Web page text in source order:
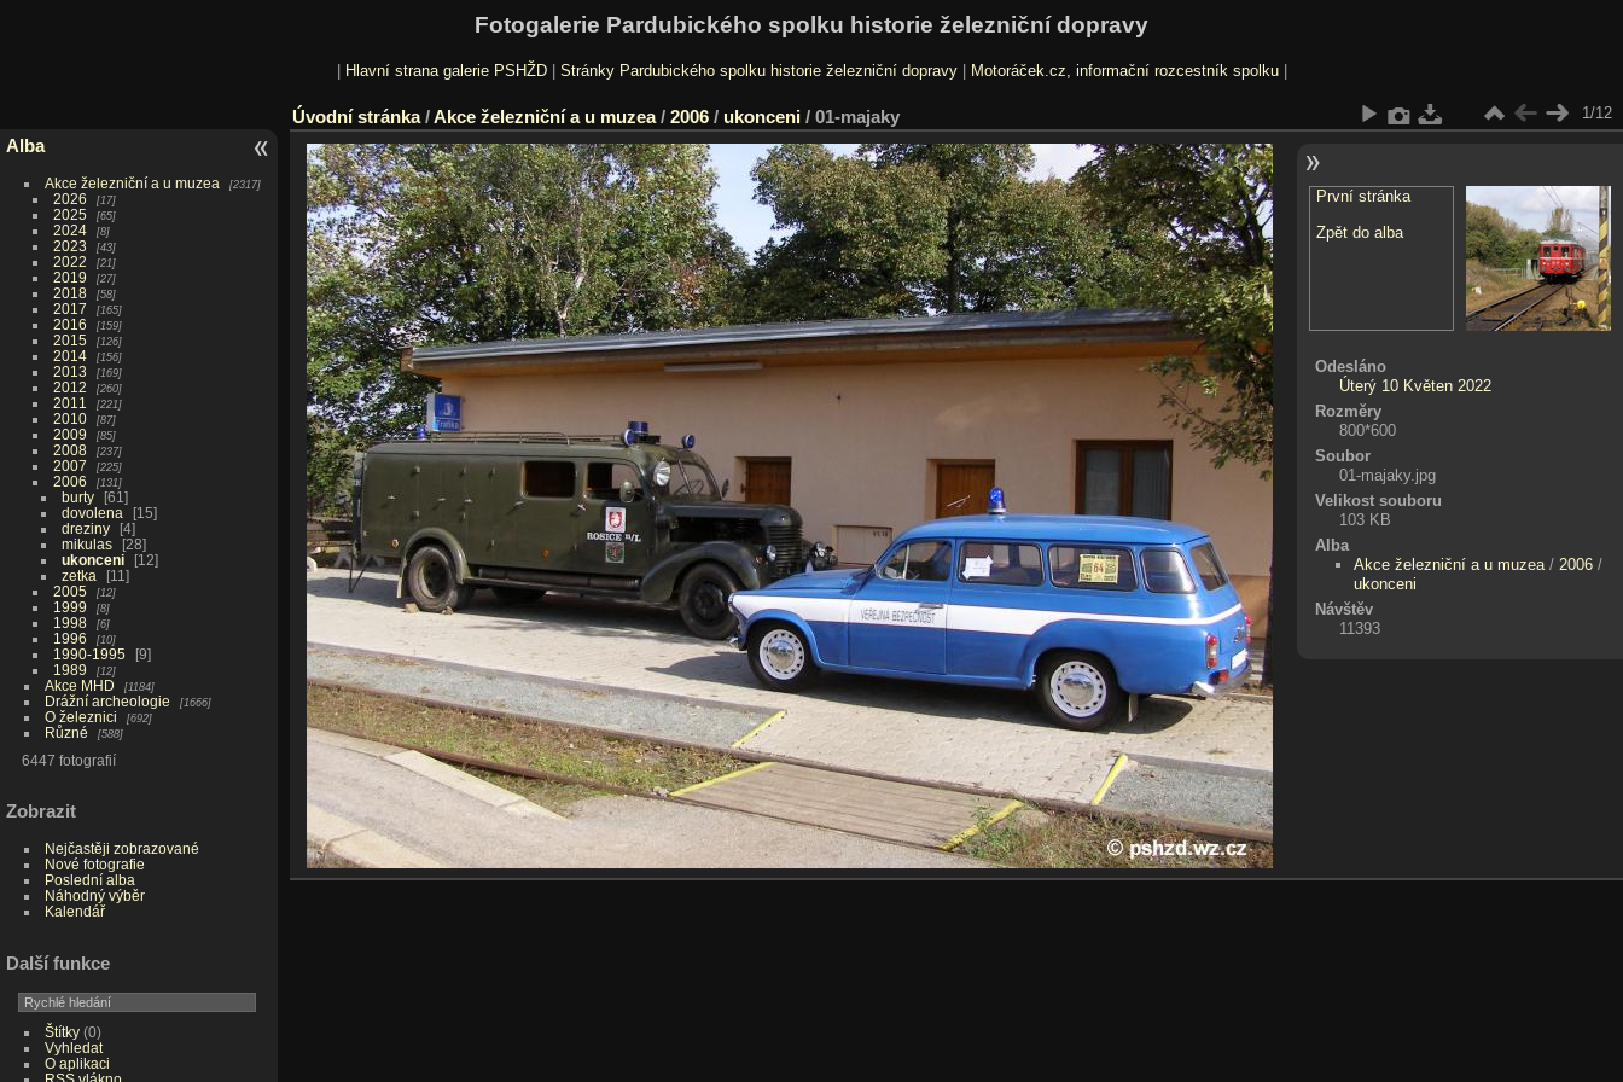
Fotogalerie Pardubického spolku historie železniční dopravy
Hlavní strana galerie PSHŽD| Stránky Pardubického spolku historie železniční dopravy| Motoráček.cz, informační rozcestník spolku|
Alba
Akce železniční a u muzea 2317
2026 17
2025 65
2024 8
2023 43
2022 21
2019 27
2018 58
2017 165
2016 159
2015 126
2014 156
2013 169
2012 260
2011 221
2010 87
2009 85
2008 237
2007 225
2006 131
burty
61
dovolena
15
dreziny
4
mikulas
28
ukonceni
12
zetka
11
2005
12
1999 8
1998 6
1996 10
1990-1995
9
1989
12
Akce MHD 1184
Drážní archeologie 1666
O železnici 692
Různé 588
6447 fotografií
Zobrazit
Nejčastěji zobrazované
Nové fotografie
Poslední alba
Náhodný výběr
Kalendář
Další funkce
Štítky(0)
Vyhledat
O aplikaci
Úvodní stránka/Akce železniční a u muzea/ 2006 / ukonceni / 01-majaky 1/12
První stránka
Zpět do alba
Odesláno
Úterý 10 Květen 2022
Rozměry
800*600
Soubor
01-majaky.jpg
Velikost souboru
103 KB
Alba
Akce železniční a u muzea / 2006 /
ukonceni
Návštěv
11393